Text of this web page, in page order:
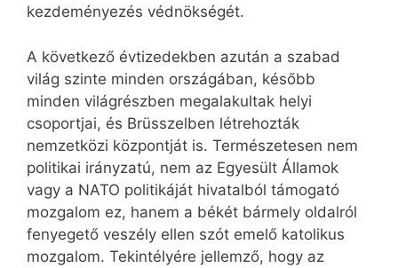
kezdeményezés védnökségét.
A következő évtizedekben azután a szabad
világ szinte minden országában, később
minden világrészben megalakultak helyi
csoportjai, és Brüsszelben létrehozták
nemzetközi központját is. Természetesen nem
politikai irányzatú, nem az Egyesült Államok
vagy a NATO politikáját hivatalból támogató
mozgalom ez, hanem a békét bármely oldalról
fenyegető veszély ellen szót emelő katolikus
mozgalom. Tekintélyére jellemző, hogy az